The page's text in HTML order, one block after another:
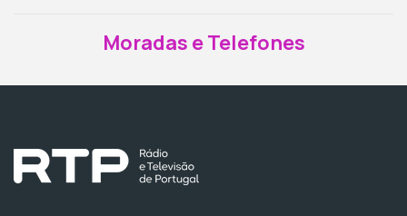
Moradas e Telefones